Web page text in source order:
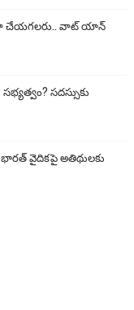
చేయగలరు.. వాట్ యాన్
సదస్సుకు
భారత్ వైదికపై అతిథులకు